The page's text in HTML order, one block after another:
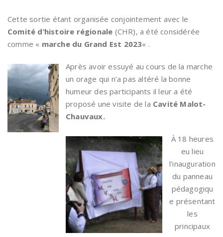
Cette sortie étant organisée conjointement avec le
Comité d’histoire régionale (CHR), a été considérée
comme « marche du Grand Est 2023« .
Après avoir essuyé au cours de la marche
un orage qui n’a pas altéré la bonne
humeur des participants il leur a été
proposé une visite de la Cavité Malot-
Chauvaux.
À 18 heures
eu lieu
l’inauguration
du panneau
pédagogiqu
e présentant
les
principaux